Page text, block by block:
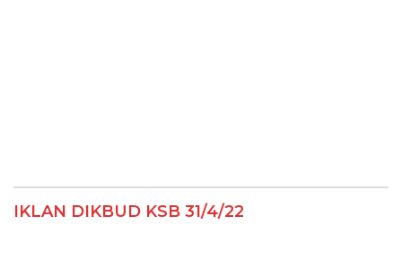
IKLAN DIKBUD KSB 31/4/22